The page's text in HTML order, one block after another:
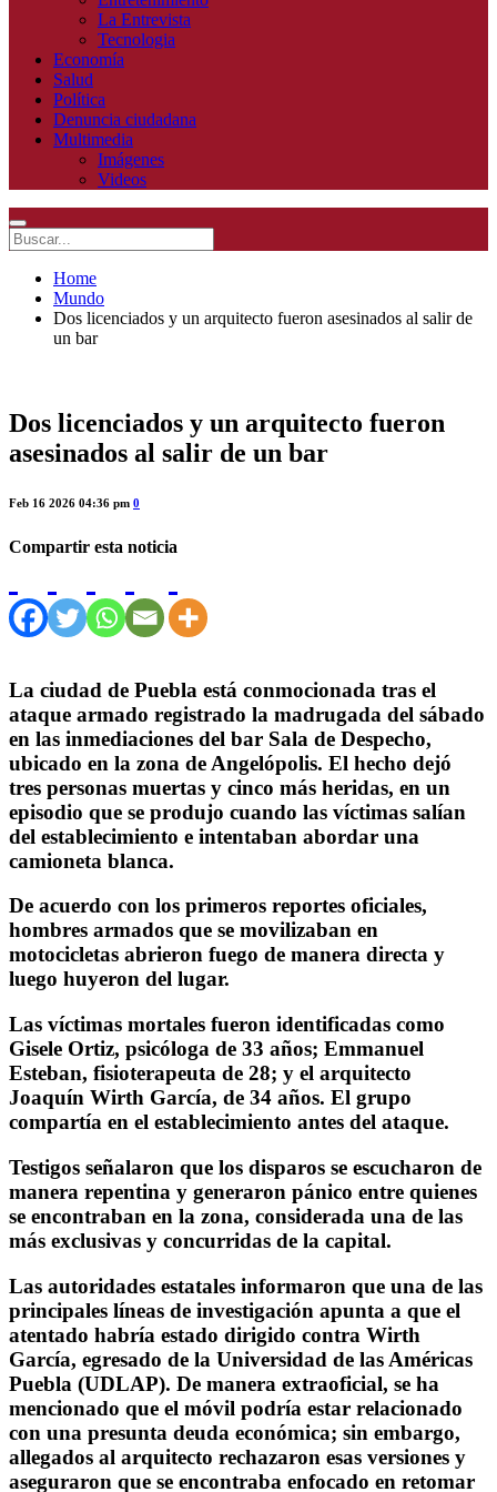
La Entrevista
Tecnologia
Economía
Salud
Política
Denuncia ciudadana
Multimedia
Imágenes
Videos
Home
Mundo
Dos licenciados y un arquitecto fueron asesinados al salir de
un bar
Dos licenciados y un arquitecto fueron
asesinados al salir de un bar
Feb 16 2026 04:36 pm 0
Compartir esta noticia
La ciudad de Puebla está conmocionada tras el
ataque armado registrado la madrugada del sábado
en las inmediaciones del bar Sala de Despecho,
ubicado en la zona de Angelópolis. El hecho dejó
tres personas muertas y cinco más heridas, en un
episodio que se produjo cuando las víctimas salían
del establecimiento e intentaban abordar una
camioneta blanca.
De acuerdo con los primeros reportes oficiales,
hombres armados que se movilizaban en
motocicletas abrieron fuego de manera directa y
luego huyeron del lugar.
Las víctimas mortales fueron identificadas como
Gisele Ortiz, psicóloga de 33 años; Emmanuel
Esteban, fisioterapeuta de 28; y el arquitecto
Joaquín Wirth García, de 34 años. El grupo
compartía en el establecimiento antes del ataque.
Testigos señalaron que los disparos se escucharon de
manera repentina y generaron pánico entre quienes
se encontraban en la zona, considerada una de las
más exclusivas y concurridas de la capital.
Las autoridades estatales informaron que una de las
principales líneas de investigación apunta a que el
atentado habría estado dirigido contra Wirth
García, egresado de la Universidad de las Américas
Puebla (UDLAP). De manera extraoficial, se ha
mencionado que el móvil podría estar relacionado
con una presunta deuda económica; sin embargo,
allegados al arquitecto rechazaron esas versiones y
aseguraron que se encontraba enfocado en retomar